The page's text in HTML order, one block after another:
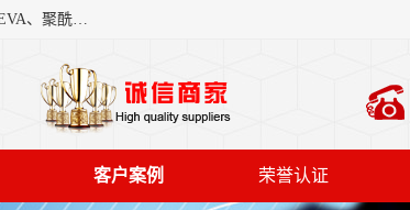
东莞市恒屹国际贸易有限公司（简称：恒屹国际）是一家石化原料综合营销服务商，主营产品乙烯-醋酸乙烯共聚物EVA、聚酰胺PA（尼龙）、醚酯型热塑弹性体TPEE等，公司秉承以市场为导向的战略思想，致力于大宗石化原料在中国市场的营销服务业务，为客户提供一站式的全面服务。
客户案例 荣誉认证